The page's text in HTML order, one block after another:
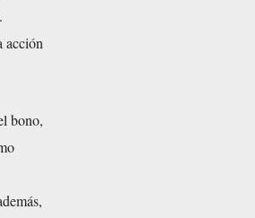
acción
bono,